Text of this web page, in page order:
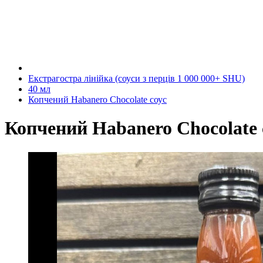
Екстрагостра лінійка (соуси з перців 1 000 000+ SHU)
40 мл
Копчений Habanero Chocolate соус
Копчений Habanero Chocolate